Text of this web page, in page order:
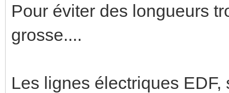
Pour éviter des longueurs
grosse....
Les lignes électriques